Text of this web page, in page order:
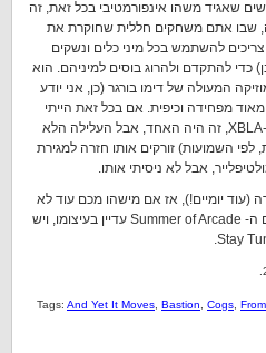
שאגיד משהו אינפורמטיבי בכל זאת, זה
שבו אתם משחקים חללית שחוקרת את
להשתמש בכל מיני כלים ונשקים
להתקדם ולהרוג בוסים למיניהם. הוא
המעולה של דימו בורגר (כן, אני יודע
מפחידה וכיפית. אם בכל זאת הייתי
מחליט לקנות אחד מהמשחקים של ה-XBLA, זה היה האחד, אבל העלילה הלא
הקצר (בסביבות 4 שעות, לפי השמועות) זורקים אותו חזרה למגירת
(עוד יומיים!), אז אם מישהו מכם עוד לא
קנה אני מציע לרוץ ולקנות ברגע זה. גם ה- Summer of Arcade עדיין בעיצומו, ויש
Tags: And Yet It Moves Bastion Cogs